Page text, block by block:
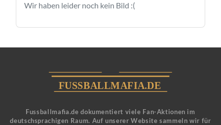
Wir haben leider noch kein Bild :(
Fussballmafia.de dokumentiert viele Fan-Aktionen im
deutschsprachigen Raum. Auf unserer Website sammeln wir für